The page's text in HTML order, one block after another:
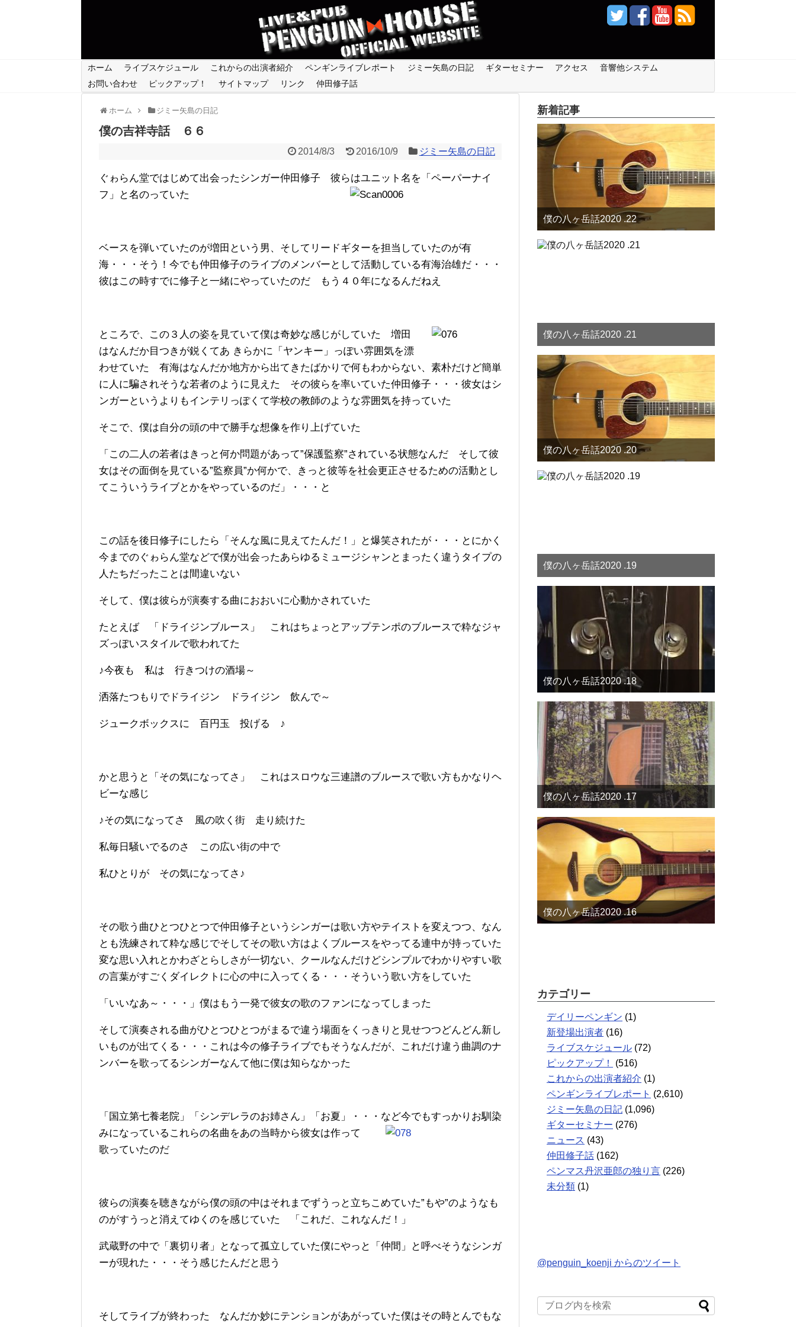
ホーム ライブスケジュール これからの出演者紹介 ペンギンライブレポート ジミー矢島の日記 ギターセミナー アクセス
音響他システム
お問い合わせ
ピックアップ！ サイトマップ リンク 仲田修子話
ホーム ジミー矢島の日記
僕の吉祥寺話 ６６
2014/8/3 2016/10/9 ジミー矢島の日記
ぐゎらん堂ではじめて出会ったシンガー仲田修子 彼らはユニット名を「ペーパーナイ
フ」と名のっていた
ベースを弾いていたのが増田という男、そしてリードギターを担当していたのが有
海・・・そう！今でも仲田修子のライブのメンバーとして活動している有海治雄だ・・・
彼はこの時すでに修子と一緒にやっていたのだ もう４０年になるんだねえ
ところで、この３人の姿を見ていて僕は奇妙な感じがしていた 増田
はなんだか目つきが鋭くてあ きらかに「ヤンキー」っぽい雰囲気を漂
わせていた 有海はなんだか地方から出てきたばかりで何もわからない、素朴だけど簡単
に人に騙されそうな若者のように見えた その彼らを率いていた仲田修子・・・彼女はシ
ンガーというよりもインテリっぽくて学校の教師のような雰囲気を持っていた
そこで、僕は自分の頭の中で勝手な想像を作り上げていた
「この二人の若者はきっと何か問題があって”保護監察”されている状態なんだ そして彼
女はその面倒を見ている”監察員”か何かで、きっと彼等を社会更正させるための活動とし
てこういうライブとかをやっているのだ」・・・と
この話を後日修子にしたら「そんな風に見えてたんだ！」と爆笑されたが・・・とにかく
今までのぐゎらん堂などで僕が出会ったあらゆるミュージシャンとまったく違うタイプの
人たちだったことは間違いない
そして、僕は彼らが演奏する曲におおいに心動かされていた
たとえば 「ドライジンブルース」 これはちょっとアップテンポのブルースで粋なジャ
ズっぽいスタイルで歌われてた
♪今夜も 私は 行きつけの酒場～
洒落たつもりでドライジン ドライジン 飲んで～
ジュークボックスに 百円玉 投げる ♪
かと思うと「その気になってさ」 これはスロウな三連譜のブルースで歌い方もかなりヘ
ビーな感じ
♪その気になってさ 風の吹く街 走り続けた
私毎日騒いでるのさ この広い街の中で
私ひとりが その気になってさ♪
その歌う曲ひとつひとつで仲田修子というシンガーは歌い方やテイストを変えつつ、なん
とも洗練されて粋な感じでそしてその歌い方はよくブルースをやってる連中が持っていた
変な思い入れとかわざとらしさが一切ない、クールなんだけどシンプルでわかりやすい歌
の言葉がすごくダイレクトに心の中に入ってくる・・・そういう歌い方をしていた
「いいなあ～・・・」僕はもう一発で彼女の歌のファンになってしまった
そして演奏される曲がひとつひとつがまるで違う場面をくっきりと見せつつどんどん新し
いものが出てくる・・・これは今の修子ライブでもそうなんだが、これだけ違う曲調のナ
ンバーを歌ってるシンガーなんて他に僕は知らなかった
「国立第七養老院」「シンデレラのお姉さん」「お夏」・・・など今でもすっかりお馴染
みになっている これらの名曲をあの当時から彼女は作って
歌っていたのだ
彼らの演奏を聴きながら僕の頭の中はそれまでずうっと立ちこめていた”もや”のようなも
のがすうっと消えてゆくのを感じていた 「これだ、これなんだ！」
武蔵野の中で「裏切り者」となって孤立していた僕にやっと「仲間」と呼べそうなシンガ
ーが現れた・・・そう感じたんだと思う
そしてライブが終わった なんだか妙にテンションがあがっていた僕はその時とんでもな
新着記事
僕の八ヶ岳話2020 .22
僕の八ヶ岳話2020 .21
僕の八ヶ岳話2020 .20
僕の八ヶ岳話2020 .19
僕の八ヶ岳話2020 .18
僕の八ヶ岳話2020 .17
僕の八ヶ岳話2020 .16
カテゴリー
デイリーペンギン (1)
新登場出演者 (16)
ライブスケジュール (72)
ピックアップ！
(516)
これからの出演者紹介 (1)
ペンギンライブレポート (2,610)
ジミー矢島の日記 (1,096)
ギターセミナー (276)
ニュース (43)
仲田修子話 (162)
ペンマス丹沢亜郎の独り言 (226)
未分類 (1)
@penguin_koenji からのツイート